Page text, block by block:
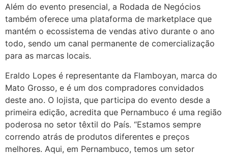
Além do evento presencial, a Rodada de Negócios
também oferece uma plataforma de marketplace que
mantém o ecossistema de vendas ativo durante o ano
todo, sendo um canal permanente de comercialização
para as marcas locais.
Eraldo Lopes é representante da Flamboyan, marca do
Mato Grosso, e é um dos compradores convidados
deste ano. O lojista, que participa do evento desde a
primeira edição, acredita que Pernambuco é uma região
poderosa no setor têxtil do País. “Estamos sempre
correndo atrás de produtos diferentes e preços
melhores. Aqui, em Pernambuco, temos um setor